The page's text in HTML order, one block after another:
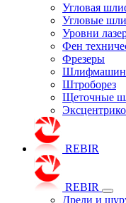
Угловая
Угловые
Уровни
Фен
Фрезеры
Шлифмашина
Штроборез
Щеточные
REBIR
REBIR
Дрели и